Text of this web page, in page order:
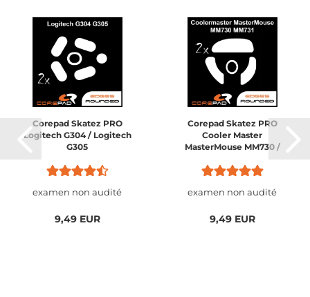
Corepad Skatez PRO
Logitech G304 / Logitech
G305
examen non audité
9,49 EUR
Corepad Skatez PRO
Cooler Master
MasterMouse MM730 /
examen non audité
9,49 EUR